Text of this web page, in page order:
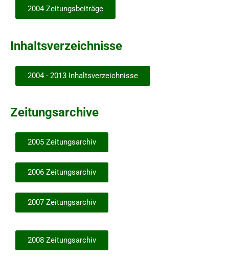
2004 Zeitungsbeiträge
Inhaltsverzeichnisse
2004 - 2013 Inhaltsverzeichnisse
Zeitungsarchive
2005 Zeitungsarchiv
2006 Zeitungsarchiv
2007 Zeitungsarchiv
2008 Zeitungsarchiv